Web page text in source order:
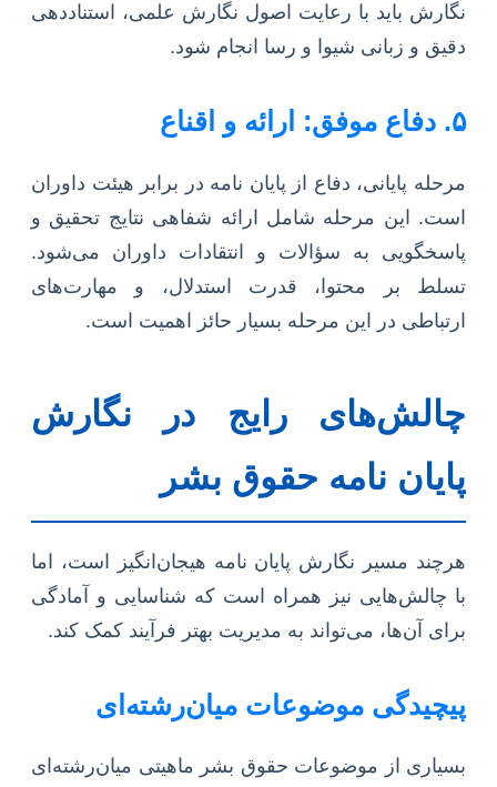
نگارش باید با رعایت اصول نگارش علمی، استناددهی
دقیق و زبانی شیوا و رسا انجام شود.
۵. دفاع موفق: ارائه و اقناع
مرحله پایانی، دفاع از پایان نامه در برابر هیئت داوران
است. این مرحله شامل ارائه شفاهی نتایج تحقیق و
پاسخگویی به سؤالات و انتقادات داوران می‌شود.
تسلط بر محتوا، قدرت استدلال، و مهارت‌های
ارتباطی در این مرحله بسیار حائز اهمیت است.
چالش‌های رایج در نگارش
پایان نامه حقوق بشر
هرچند مسیر نگارش پایان نامه هیجان‌انگیز است، اما
با چالش‌هایی نیز همراه است که شناسایی و آمادگی
برای آن‌ها، می‌تواند به مدیریت بهتر فرآیند کمک کند.
پیچیدگی موضوعات میان‌رشته‌ای
بسیاری از موضوعات حقوق بشر ماهیتی میان‌رشته‌ای